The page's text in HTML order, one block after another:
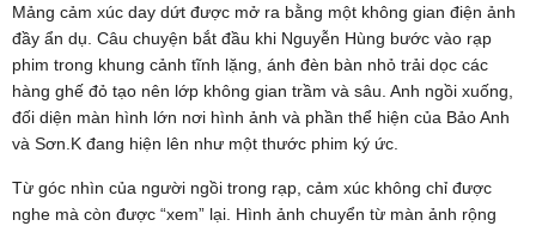
Mảng cảm xúc day dứt được mở ra bằng một không gian điện ảnh
đầy ẩn dụ. Câu chuyện bắt đầu khi Nguyễn Hùng bước vào rạp
phim trong khung cảnh tĩnh lặng, ánh đèn bàn nhỏ trải dọc các
hàng ghế đỏ tạo nên lớp không gian trầm và sâu. Anh ngồi xuống,
đối diện màn hình lớn nơi hình ảnh và phần thể hiện của Bảo Anh
và Sơn.K đang hiện lên như một thước phim ký ức.
Từ góc nhìn của người ngồi trong rạp, cảm xúc không chỉ được
nghe mà còn được “xem” lại. Hình ảnh chuyển từ màn ảnh rộng